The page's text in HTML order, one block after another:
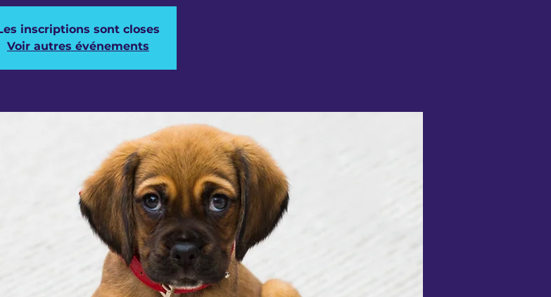
inscriptions sont closes
Voir autres événements